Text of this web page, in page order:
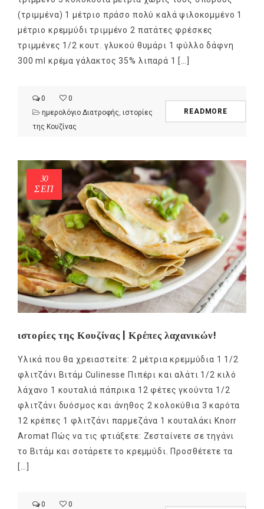
(τριμμένα) 1 μέτριο πράσο πολύ καλά ψιλοκομμένο 1
μέτριο κρεμμύδι τριμμένο 2 πατάτες φρέσκες
τριμμένες 1/2 κουτ. γλυκού θυμάρι 1 φύλλο δάφνη
300 ml κρέμα γάλακτος 35% λιπαρά 1 […]
0
0
ημερολόγιο Διατροφής, ιστορίες
της Κουζίνας
READMORE
30
ΣΕΠ
ιστορίες της Κουζίνας | Κρέπες λαχανικών!
Υλικά που θα χρειαστείτε: 2 μέτρια κρεμμύδια 1 1/2
φλιτζάνι Βιτάμ Culinesse Πιπέρι και αλάτι 1/2 κιλό
λάχανο 1 κουταλιά πάπρικα 12 φέτες γκούντα 1/2
φλιτζάνι δυόσμος και άνηθος 2 κολοκύθια 3 καρότα
12 κρέπες 1 φλιτζάνι παρμεζάνα 1 κουταλάκι Knorr
Αromat Πώς να τις φτιάξετε: Ζεσταίνετε σε τηγάνι
το Βιτάμ και σοτάρετε το κρεμμύδι. Προσθέτετε τα
[…]
0
0
NEWSLETTER
Get ti
mel
y updates
fro
m
your favorite
products